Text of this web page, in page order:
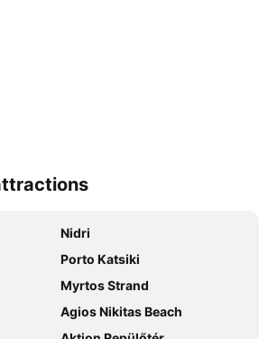
Nidri
Porto Katsiki
Myrtos Strand
Agios Nikitas Beach